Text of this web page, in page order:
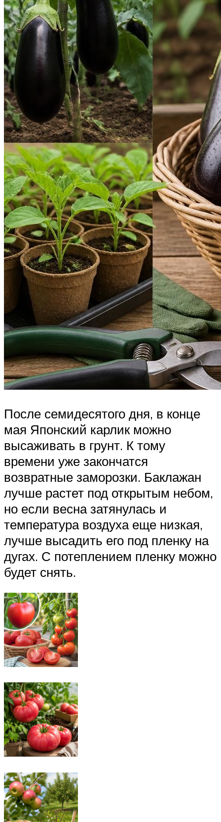
После семидесятого дня, в конце
мая Японский карлик можно
высаживать в грунт. К тому
времени уже закончатся
возвратные заморозки. Баклажан
лучше растет под открытым небом,
но если весна затянулась и
температура воздуха еще низкая,
лучше высадить его под пленку на
дугах. С потеплением пленку можно
будет снять.